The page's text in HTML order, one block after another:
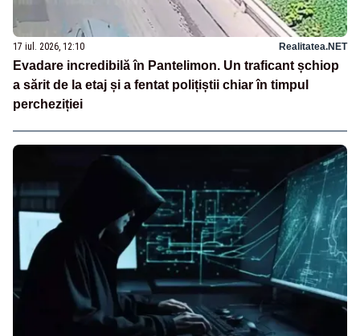
17 iul. 2026, 12:10 Realitatea.NET
Evadare incredibilă în Pantelimon. Un traficant șchiop
a sărit de la etaj și a fentat polițiștii chiar în timpul
percheziției